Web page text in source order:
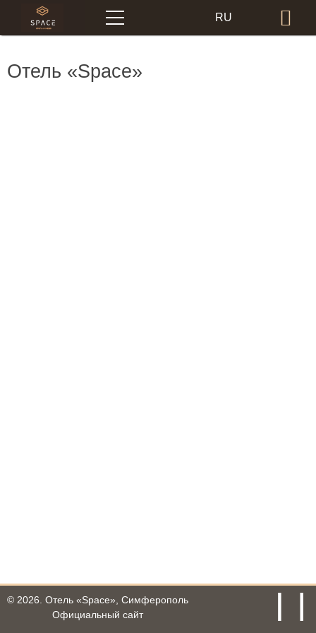
Меню RU
Отель «Space»
© 2026. Отель «Space», Симферополь
Официальный сайт